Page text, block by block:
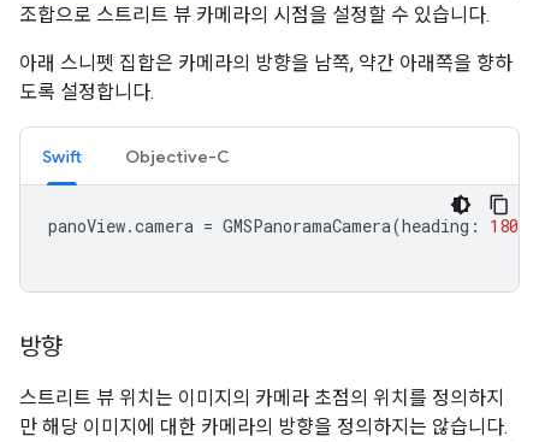
조합으로 스트리트 뷰 카메라의 시점을 설정할 수 있습니다.
아래 스니펫 집합은 카메라의 방향을 남쪽, 약간 아래쪽을 향하
도록 설정합니다.
Swift Objective-C
panoView.camera = GMSPanoramaCamera(heading : 180
방향
스트리트 뷰 위치는 이미지의 카메라 초점의 위치를 정의하지
만 해당 이미지에 대한 카메라의 방향을 정의하지는 않습니다.